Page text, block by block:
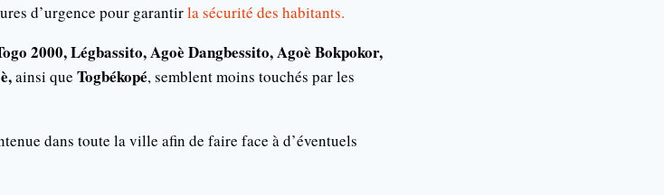
d’urgence pour garantirla sécurité des habitants.
2000, Légbassito, Agoè Dangbessito, Agoè Bokpokor,
ainsi que Togbékopé, semblent moins touchés par les
dans toute la ville afin de faire face à d’éventuels